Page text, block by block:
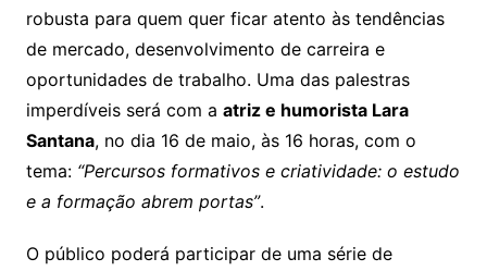
robusta para quem quer ficar atento às tendências
de mercado, desenvolvimento de carreira e
oportunidades de trabalho. Uma das palestras
imperdíveis será com a atriz e humorista Lara
Santana, no dia 16 de maio, às 16 horas, com o
tema: “Percursos formativos e criatividade: o estudo
e a formação abrem portas”.
O público poderá participar de uma série de